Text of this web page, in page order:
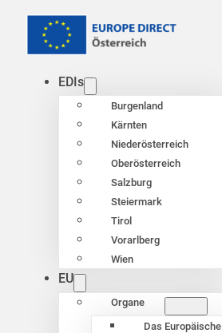
EDIs
Burgenland
Kärnten
Niederösterreich
Oberösterreich
Salzburg
Steiermark
Tirol
Vorarlberg
Wien
EU
Organe
Das Europäische